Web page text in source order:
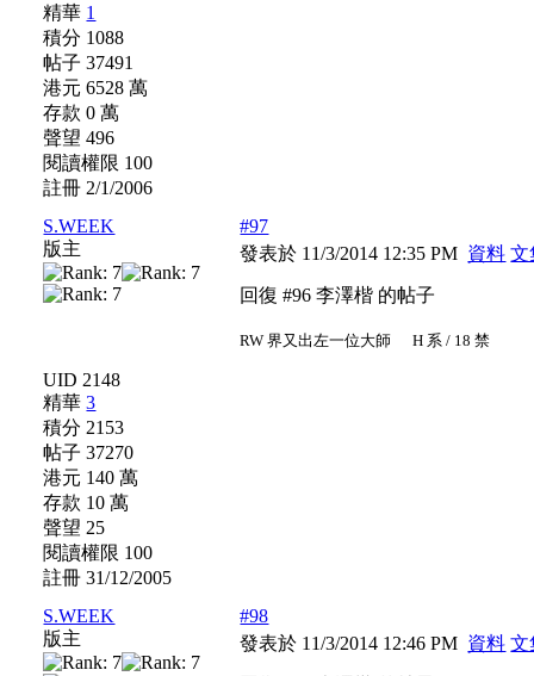
精華 1
積分 1088
帖子 37491
港元 6528 萬
存款 0 萬
聲望 496
閱讀權限 100
註冊 2/1/2006
S.WEEK
版主
UID 2148
精華3
積分 2153
帖子 37270
港元 140 萬
存款 10 萬
聲望 25
閱讀權限 100
註冊 31/12/2005
#97
發表於 11/3/2014 12:35 PM 資料 文
回復 #96 李澤楷 的帖子
RW 界又出左一位大師 H 系 / 18 禁
S.WEEK
版主
#98
發表於 11/3/2014 12:46 PM 資料 文